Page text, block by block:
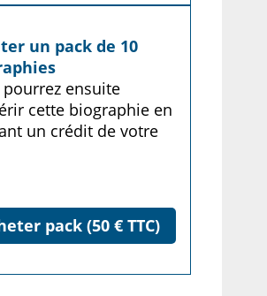
un pack de 10
pourrez ensuite
cette biographie en
un crédit de votre
pack (50 € TTC)